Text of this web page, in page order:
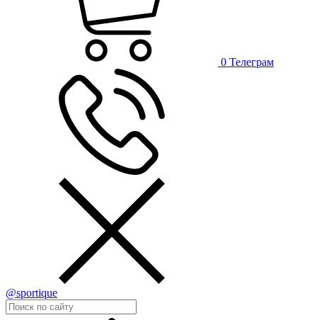
0 Телеграм
@sportique